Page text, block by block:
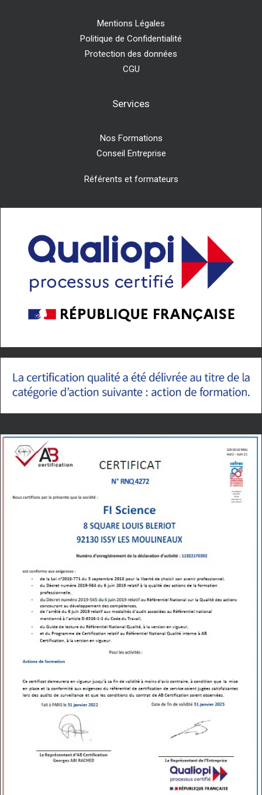
Mentions Légales
Politique de Confidentialité
Protection des données
CGU
Services
Nos Formations
Conseil Entreprise
Référents et formateurs